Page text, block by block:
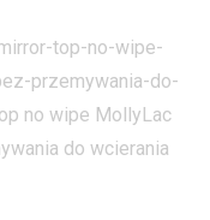
top-no-wipe-
przemywania-do-
no wipe MollyLac
do wcierania